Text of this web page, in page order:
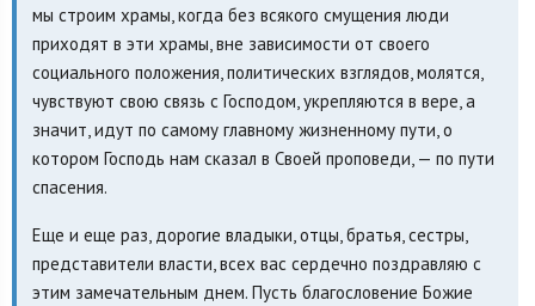
мы строим храмы, когда без всякого смущения люди
приходят в эти храмы, вне зависимости от своего
социального положения, политических взглядов, молятся,
чувствуют свою связь с Господом, укрепляются в вере, а
значит, идут по самому главному жизненному пути, о
котором Господь нам сказал в Своей проповеди, — по пути
спасения.
Еще и еще раз, дорогие владыки, отцы, братья, сестры,
представители власти, всех вас сердечно поздравляю с
этим замечательным днем. Пусть благословение Божие